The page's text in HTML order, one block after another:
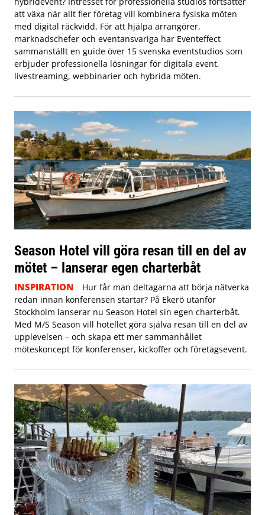
att växa när allt fler företag vill kombinera fysiska möten
med digital räckvidd. För att hjälpa arrangörer,
marknadschefer och eventansvariga har Eventeffect
sammanställt en guide över 15 svenska eventstudios som
erbjuder professionella lösningar för digitala event,
livestreaming, webbinarier och hybrida möten.
Season Hotel vill göra resan till en del av
mötet – lanserar egen charterbåt
INSPIRATION
Hur får man deltagarna att börja nätverka
redan innan konferensen startar? På Ekerö utanför
Stockholm lanserar nu Season Hotel sin egen charterbåt.
Med M/S Season vill hotellet göra själva resan till en del av
upplevelsen – och skapa ett mer sammanhållet
möteskoncept för konferenser, kickoffer och företagsevent.